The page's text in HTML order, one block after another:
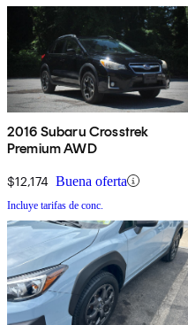
2016 Subaru Crosstrek
Premium AWD
$12,174 Buena oferta
Incluye tarifas de conc.